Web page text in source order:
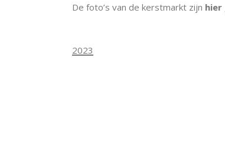
De foto’s van de kerstmarkt zijn hier
2023